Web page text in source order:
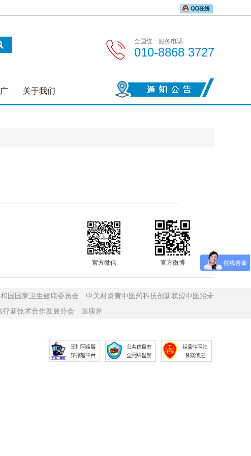
全国统一服务电话
010-8868 3727
关于我们
官方微信 官方微博
国国家卫生健康委员会
中关村炎黄中医药科技创新联盟中医治未
疗新技术合作发展分会 医康界